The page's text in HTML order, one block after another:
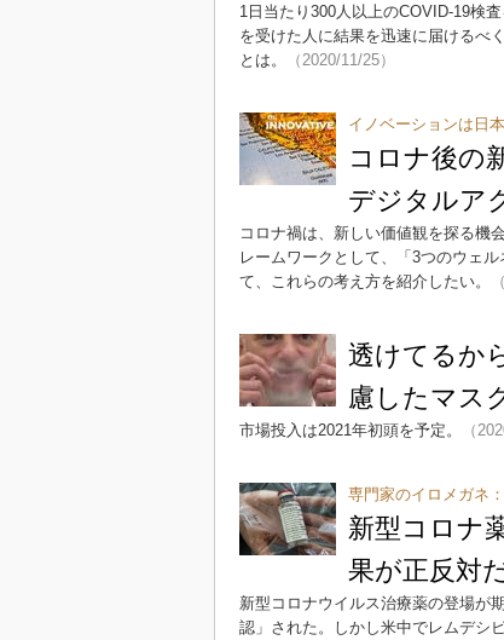
1日当たり300人以上のCOVID-19検
を受けた人に結果を迅速に届けるべ
とは。
（2020/11/25）
イノベーションは日
コロナ後の
デジタルア
コロナ禍は、新しい価値観を探る機
レームワークとして、「3つのウェ
て、これらの考え方を紹介したい。
透けてるか
慮したマス
市場投入は2021年初頭を予定。 （
専門家のイロメガネ：
新型コロナ
果が正反対
新型コロナウイルス治療薬の登場が
認」された。しかし米中でレムデシ